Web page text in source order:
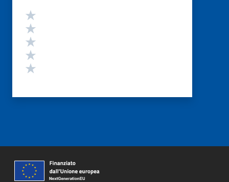
Valutazione